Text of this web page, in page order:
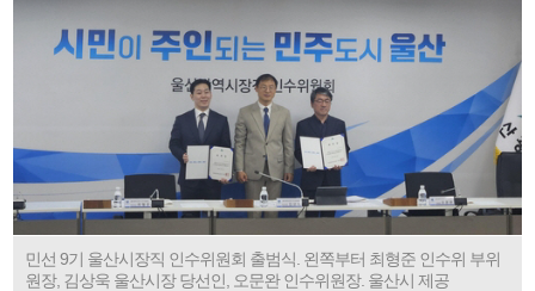
민선 9기 울산시장직 인수위원회 출범식. 왼쪽부터 최형준 인수위 부위
원장, 김상욱 울산시장 당선인, 오문완 인수위원장. 울산시 제공